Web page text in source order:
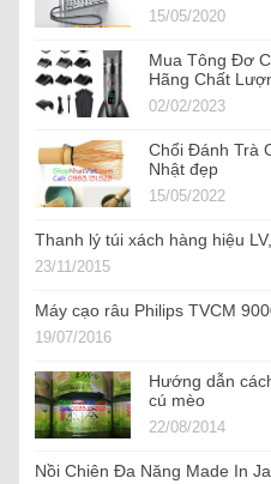
15/05/2020
Mua Tông Đơ
Hãng Chất
02/02/2023
Chổi Đánh Trà
Nhật đẹp
15/05/2022
Thanh lý túi xách hàng hiệu
23/11/2015
Máy cạo râu Philips TVCM
19/07/2016
Hướng dẫn
cú mèo
22/08/2014
Nồi Chiên Đa Năng Made In